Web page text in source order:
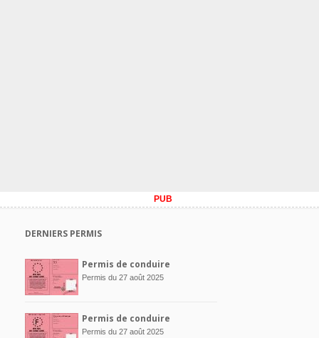
PUB
DERNIERS PERMIS
Permis de conduire
Permis du 27 août 2025
Permis de conduire
Permis du 27 août 2025